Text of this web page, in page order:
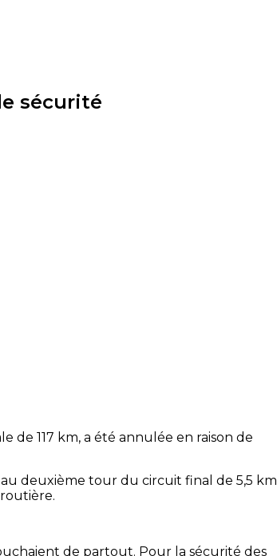
sécurité
de 117 km, a été annulée en raison de
deuxième tour du circuit final de 5,5 km
de partout. Pour la sécurité des